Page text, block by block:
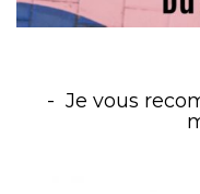
Je vous